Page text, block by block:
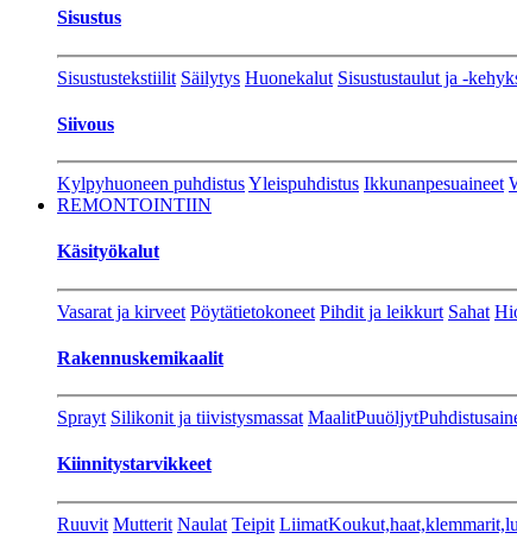
Sisustus
Sisustustekstiilit Säilytys Huonekalut Sisustustaulut ja -
Siivous
Kylpyhuoneen puhdistusYleispuhdistus Ikkunanpesuaineet
REMONTOINTIIN
Käsityökalut
Vasarat ja kirveet Pöytätietokoneet Pihdit ja leikkurt Sahat
Rakennuskemikaalit
Sprayt Silikonit ja tiivistysmassat MaalitPuuöljyt
Kiinnitystarvikkeet
Ruuvit Mutterit Naulat Teipit Liimat